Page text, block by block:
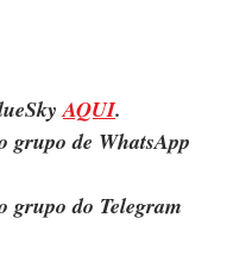
AQUI.
grupo de WhatsApp
grupo do Telegram